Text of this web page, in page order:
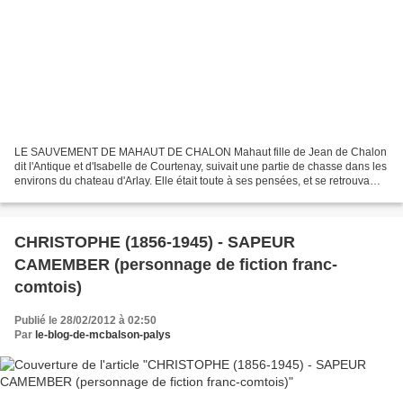
LE SAUVEMENT DE MAHAUT DE CHALON Mahaut fille de Jean de Chalon
dit l'Antique et d'Isabelle de Courtenay, suivait une partie de chasse dans les
environs du chateau d'Arlay. Elle était toute à ses pensées, et se retrouva
CHRISTOPHE (1856-1945) - SAPEUR
CAMEMBER (personnage de fiction franc-
comtois)
Publié le 28/02/2012 à 02:50
Par le-blog-de-mcbalson-palys